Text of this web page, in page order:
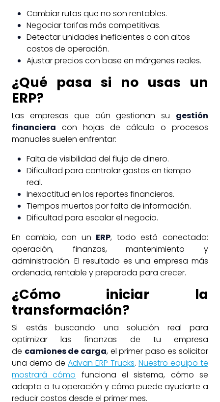
Cambiar rutas que no son rentables.
Negociar tarifas más competitivas.
Detectar unidades ineficientes o con altos
costos de operación.
Ajustar precios con base en márgenes reales.
¿Qué pasa si no usas un
ERP?
Las empresas que aún gestionan su gestión
financiera con hojas de cálculo o procesos
manuales suelen enfrentar:
Falta de visibilidad del flujo de dinero.
Dificultad para controlar gastos en tiempo
real.
Inexactitud en los reportes financieros.
Tiempos muertos por falta de información.
Dificultad para escalar el negocio.
En cambio, con un ERP, todo está conectado:
operación, finanzas, mantenimiento y
administración. El resultado es una empresa más
ordenada, rentable y preparada para crecer.
¿Cómo iniciar la
transformación?
Si estás buscando una solución real para
optimizar las finanzas de tu empresa
de camiones de carga, el primer paso es solicitar
una demo de Advan ERP Trucks. Nuestro equipo te
mostrará cómo funciona el sistema, cómo se
adapta a tu operación y cómo puede ayudarte a
reducir costos desde el primer mes.